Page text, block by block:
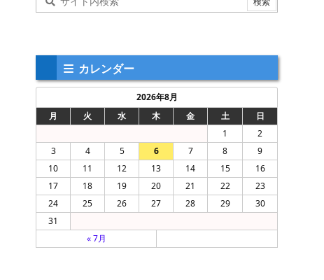
カレンダー
2026年8月
月
火 水 木 金 土
日
1
2
3
4 5 6 7 8
9
10
11 12 13 14 15
16
17
18 19 20 21 22
23
24
25 26 27 28 29
30
31
« 7月